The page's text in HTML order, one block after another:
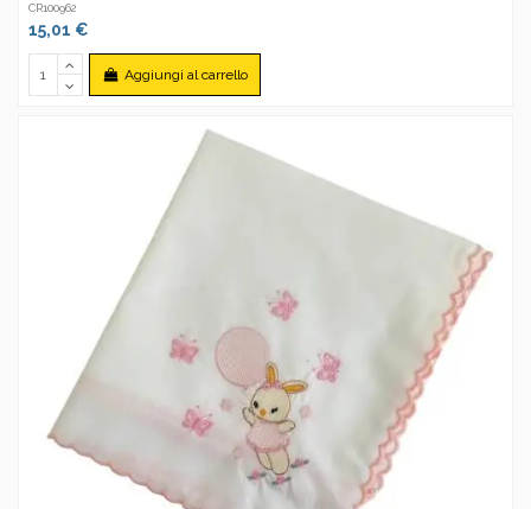
CR100962
15,01 €
Aggiungi al carrello